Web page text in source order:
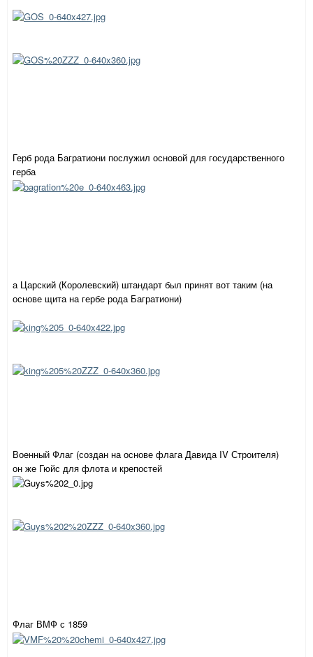
Герб рода Багратиони послужил основой для государственного
герба
а Царский (Королевский) штандарт был принят вот таким (на
основе щита на гербе рода Багратиони)
Военный Флаг (создан на основе флага Давида IV Строителя)
он же Гюйс для флота и крепостей
Флаг ВМФ с 1859